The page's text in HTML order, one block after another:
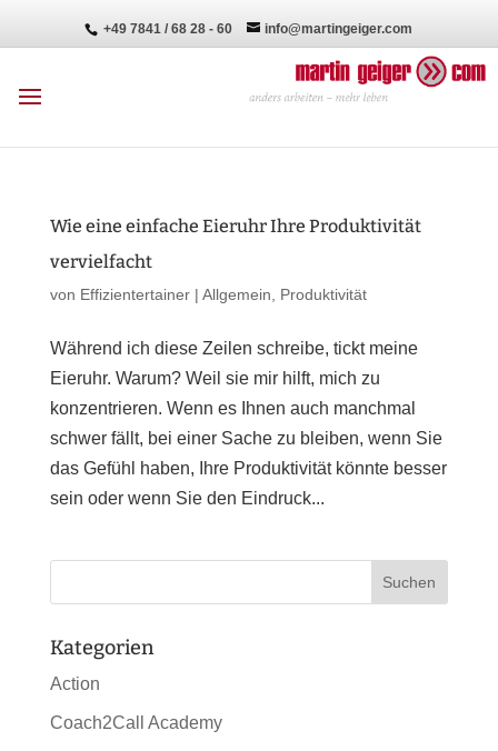
+49 7841 / 68 28 - 60 info@martingeiger.com
Wie eine einfache Eieruhr Ihre Produktivität
vervielfacht
von Effizientertainer| Allgemein Produktivität
Während ich diese Zeilen schreibe, tickt meine
Eieruhr. Warum? Weil sie mir hilft, mich zu
konzentrieren. Wenn es Ihnen auch manchmal
schwer fällt, bei einer Sache zu bleiben, wenn Sie
das Gefühl haben, Ihre Produktivität könnte besser
sein oder wenn Sie den Eindruck...
Kategorien
Action
Coach2Call Academy